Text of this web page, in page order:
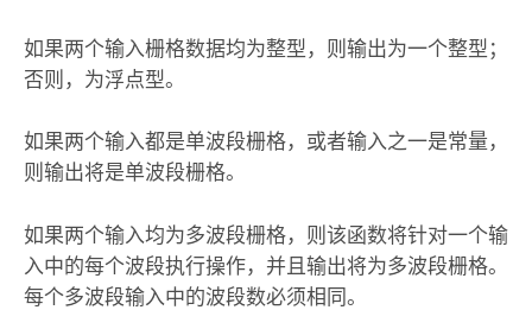
如果两个输入栅格数据均为整型，则输出为一个整型；
否则，为浮点型。
如果两个输入都是单波段栅格，或者输入之一是常量，
则输出将是单波段栅格。
如果两个输入均为多波段栅格，则该函数将针对一个输
入中的每个波段执行操作，并且输出将为多波段栅格。
每个多波段输入中的波段数必须相同。